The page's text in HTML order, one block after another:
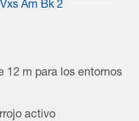
Vxs Am Bk 2
12 m para los entornos
activo